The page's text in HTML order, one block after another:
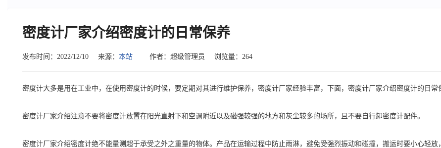
密度计厂家介绍密度计的日常保养
发布时间：2022/12/10 来源： 本站 作者：超级管理员 浏览量：264
密度计大多是用在工业中，在使用密度计的时候，要定期对其进行维护保养，密度计厂家经验丰富，下面，密度计厂家介绍密度计的日常
密度计厂家介绍注意不要将密度计放置在阳光直射下和空调附近以及磁强较强的地方和灰尘较多的场所，且不要自行卸密度计配件。
密度计厂家介绍密度计绝不能量测超于承受之外之重量的物体。产品在运输过程中防止雨淋，避免受强烈振动和碰撞，搬运时要小心轻放